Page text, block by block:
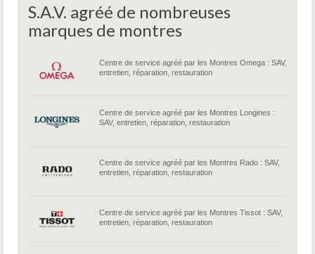
S.A.V. agréé de nombreuses
marques de montres
Centre de service agréé par les Montres Omega : SAV,
entretien, réparation, restauration
Centre de service agréé par les Montres Longines :
SAV, entretien, réparation, restauration
Centre de service agréé par les Montres Rado : SAV,
entretien, réparation, restauration
Centre de service agréé par les Montres Tissot : SAV,
entretien, réparation, restauration